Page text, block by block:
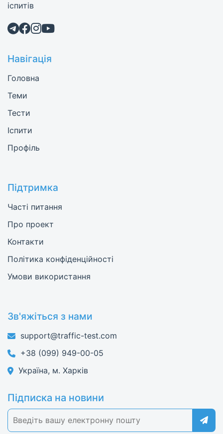
іспитів
Навігація
Головна
Теми
Тести
Іспити
Профіль
Підтримка
Часті питання
Про проект
Контакти
Політика конфіденційності
Умови використання
Зв'яжіться з нами
support@traffic-test.com
+38 (099) 949-00-05
Україна, м. Харків
Підписка на новини